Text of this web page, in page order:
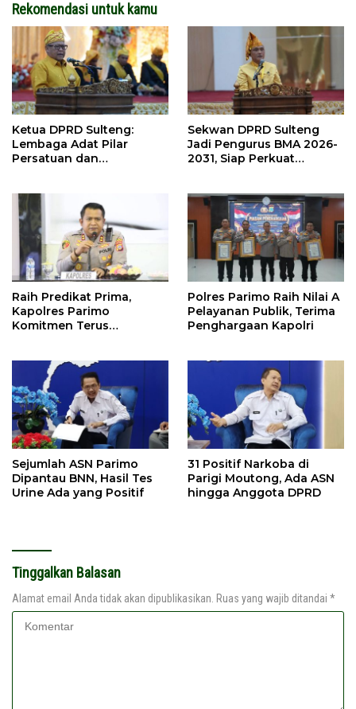
Rekomendasi untuk kamu
Ketua DPRD Sulteng:
Lembaga Adat Pilar
Persatuan dan
Sekwan DPRD Sulteng
Jadi Pengurus BMA 2026-
2031, Siap Perkuat
Raih Predikat Prima,
Kapolres Parimo
Komitmen Terus
Polres Parimo Raih Nilai A
Pelayanan Publik, Terima
Penghargaan Kapolri
Sejumlah ASN Parimo
Dipantau BNN, Hasil Tes
Urine Ada yang Positif
31 Positif Narkoba di
Parigi Moutong, Ada ASN
hingga Anggota DPRD
Tinggalkan Balasan
Alamat email Anda tidak akan dipublikasikan. Ruas yang wajib ditandai *